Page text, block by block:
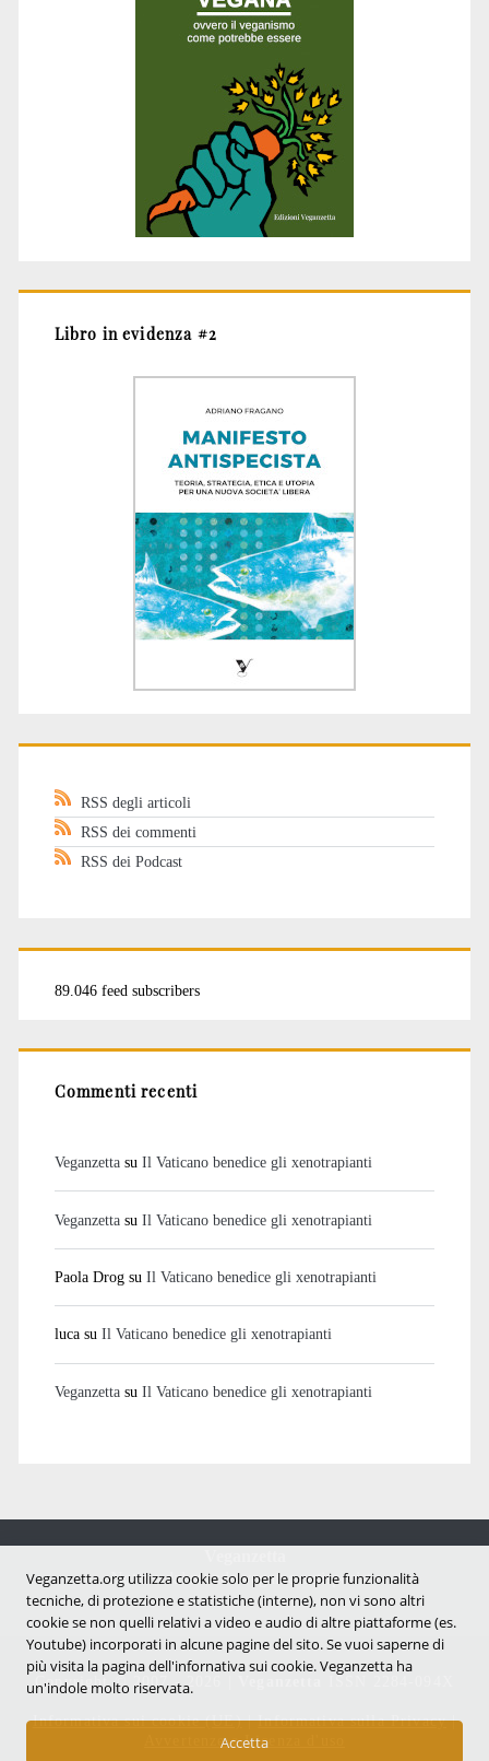
Libro in evidenza #2
RSS degli articoli
RSS dei commenti
RSS dei Podcast
89.046 feed subscribers
Commenti recenti
Veganzettasu Il Vaticano benedice gli xenotrapianti
Veganzettasu Il Vaticano benedice gli xenotrapianti
Paola Drogsu Il Vaticano benedice gli xenotrapianti
lucasu Il Vaticano benedice gli xenotrapianti
Veganzettasu Il Vaticano benedice gli xenotrapianti
Notizie dal mondo vegan e antispecista
Copyright © 2007 - 2026 |
Informativa sui cookie (UE)|Informativa sulla Privacy|
Avvertenze e Licenza d'uso
Veganzetta.org utilizza cookie solo per le proprie funzionalità
tecniche, di protezione e statistiche (interne), non vi sono altri
cookie se non quelli relativi a video e audio di altre piattaforme (es.
Youtube) incorporati in alcune pagine del sito. Se vuoi saperne di
più visita la pagina dell'infornativa sui cookie. Veganzetta ha
un'indole molto riservata.
Accetta